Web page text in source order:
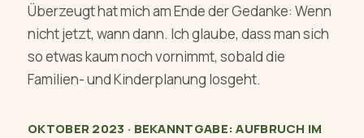
Überzeugt hat mich am Ende der Gedanke: Wenn
nicht jetzt, wann dann. Ich glaube, dass man sich
so etwas kaum noch vornimmt, sobald die
Familien- und Kinderplanung losgeht.
OKTOBER 2023 · BEKANNTGABE: AUFBRUCH IM